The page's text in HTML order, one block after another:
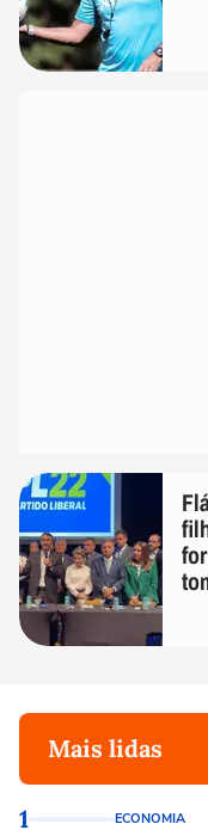
Mais lidas
1 ECONOMIA